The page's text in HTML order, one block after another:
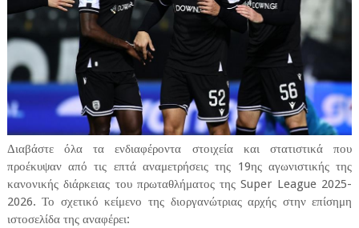
Διαβάστε όλα τα ενδιαφέροντα στοιχεία και στατιστικά που
προέκυψαν από τις επτά αναμετρήσεις της 19ης αγωνιστικής της
κανονικής διάρκειας του πρωταθλήματος της Super League 2025-
2026. Το σχετικό κείμενο της διοργανώτριας αρχής στην επίσημη
ιστοσελίδα της αναφέρει: